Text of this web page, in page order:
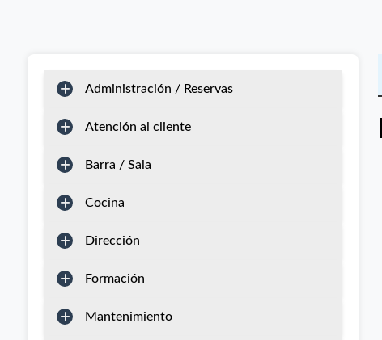
Administración / Reservas
Atención al cliente
Barra / Sala
Cocina
Dirección
Formación
Mantenimiento